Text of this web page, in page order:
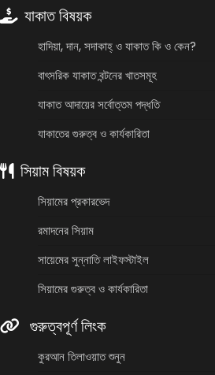
যাকাত বিষয়ক
হাদিয়া, দান, সদাকাহ্ ও যাকাত কি ও কেন?
বাৎসরিক যাকাত বন্টনের খাতসমূহ
যাকাত আদায়ের সর্বোত্তম পদ্ধতি
যাকাতের গুরুত্ব ও কার্যকারিতা
সিয়াম বিষয়ক
সিয়ামের প্রকারভেদ
রমাদনের সিয়াম
সায়েমের সুন্নাতি লাইফস্টাইল
সিয়ামের গুরুত্ব ও কার্যকারিতা
গুরুত্বপূর্ণ লিংক
কুরআন তিলাওয়াত শুনুন